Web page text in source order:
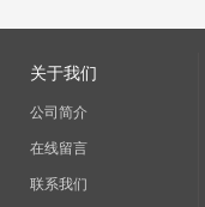
关于我们
公司简介
在线留言
联系我们